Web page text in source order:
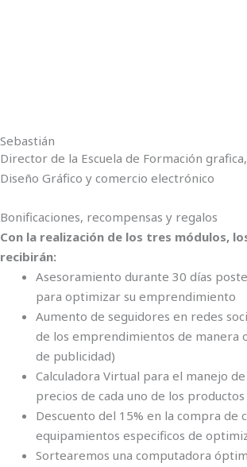
Sebastián
Director de la Escuela de Formación
Diseño Gráfico y comercio electrónico
Bonificaciones, recompensas y regalos
Con la realización de los tres módulos,
recibirán:
Asesoramiento durante 30 días
para optimizar su emprendimiento
Aumento de seguidores en redes
de los emprendimientos de manera
de publicidad)
Calculadora Virtual para el manejo
precios de cada uno de los
Descuento del 15% en la compra de
equipamientos especificos de
Sortearemos una computadora